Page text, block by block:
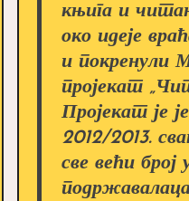
књига и
око идеје
и покренули
пројекат
Пројекат је
2012/2013.
све већи број